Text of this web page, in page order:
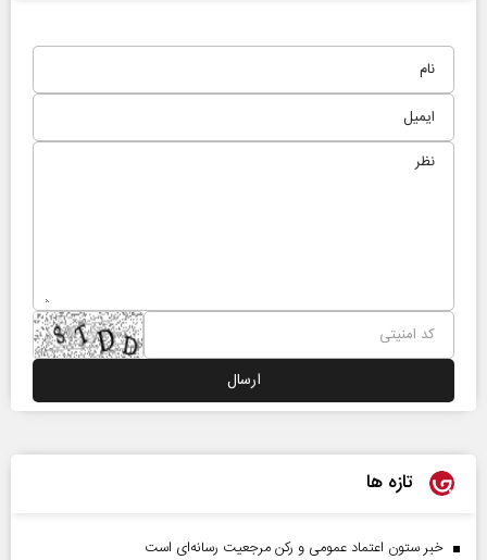
تازه ها
خبر ستون اعتماد عمومی و رکن مرجعیت رسانه‌ای است